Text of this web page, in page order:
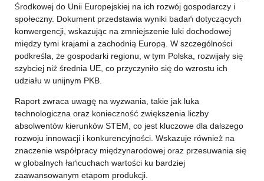
Środkowej do Unii Europejskiej na ich rozwój gospodarczy i
społeczny. Dokument przedstawia wyniki badań dotyczących
konwergencji, wskazując na zmniejszenie luki dochodowej
między tymi krajami a zachodnią Europą. W szczególności
podkreśla, że gospodarki regionu, w tym Polska, rozwijały się
szybciej niż średnia UE, co przyczyniło się do wzrostu ich
udziału w unijnym PKB.
Raport zwraca uwagę na wyzwania, takie jak luka
technologiczna oraz konieczność zwiększenia liczby
absolwentów kierunków STEM, co jest kluczowe dla dalszego
rozwoju innowacji i konkurencyjności. Wskazuje również na
znaczenie współpracy międzynarodowej oraz przesuwania się
w globalnych łańcuchach wartości ku bardziej
zaawansowanym etapom produkcji.